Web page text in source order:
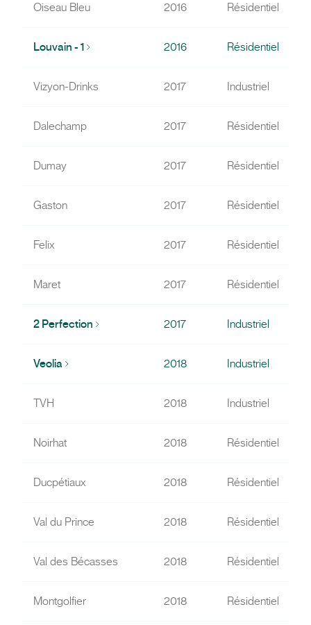
Oiseau Bleu 2016 Résidentiel
Louvain - 1 2016 Résidentiel
Vizyon-Drinks 2017 Industriel
Dalechamp 2017 Résidentiel
Dumay 2017 Résidentiel
Gaston 2017 Résidentiel
Felix 2017 Résidentiel
Maret 2017 Résidentiel
2 Perfection 2017 Industriel
Veolia 2018 Industriel
TVH 2018 Industriel
Noirhat 2018 Résidentiel
Ducpétiaux 2018 Résidentiel
Val du Prince 2018 Résidentiel
Val des Bécasses 2018 Résidentiel
Montgolfier 2018 Résidentiel